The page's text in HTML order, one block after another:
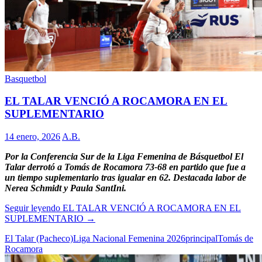
Basquetbol
EL TALAR VENCIÓ A ROCAMORA EN EL
SUPLEMENTARIO
14 enero, 2026 A.B.
Por la Conferencia Sur de la Liga Femenina de Básquetbol El
Talar derrotó a Tomás de Rocamora 73-68 en partido que fue a
un tiempo suplementario tras igualar en 62. Destacada labor de
Nerea Schmidt y Paula SantIni.
Seguir leyendo EL TALAR VENCIÓ A ROCAMORA EN EL
SUPLEMENTARIO →
El Talar (Pacheco)Liga Nacional Femenina 2026principalTomás de
Rocamora